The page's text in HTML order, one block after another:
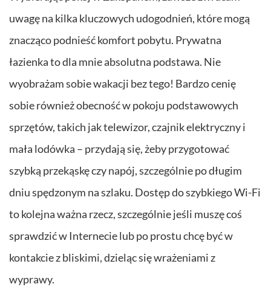
uwagę na kilka kluczowych udogodnień, które mogą
znacząco podnieść komfort pobytu. Prywatna
łazienka to dla mnie absolutna podstawa. Nie
wyobrażam sobie wakacji bez tego! Bardzo cenię
sobie również obecność w pokoju podstawowych
sprzętów, takich jak telewizor, czajnik elektryczny i
mała lodówka – przydają się, żeby przygotować
szybką przekąskę czy napój, szczególnie po długim
dniu spędzonym na szlaku. Dostęp do szybkiego Wi-Fi
to kolejna ważna rzecz, szczególnie jeśli muszę coś
sprawdzić w Internecie lub po prostu chcę być w
kontakcie z bliskimi, dzieląc się wrażeniami z
wyprawy.